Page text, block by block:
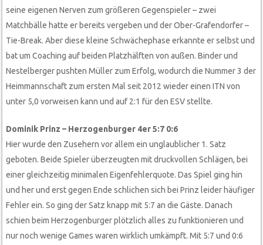
seine eigenen Nerven zum größeren Gegenspieler – zwei
Matchbälle hatte er bereits vergeben und der Ober-Grafendorfer –
Tie-Break. Aber diese kleine Schwächephase erkannte er selbst und
bat um Coaching auf beiden Platzhälften von außen. Binder und
Nestelberger pushten Müller zum Erfolg, wodurch die Nummer 3 der
Heimmannschaft zum ersten Mal seit 2012 wieder einen ITN von
unter 5,0 vorweisen kann und auf 2:1 für den ESV stellte.
Dominik Prinz – Herzogenburger 4er 5:7 0:6
Hier wurde den Zusehern vor allem ein unglaublicher 1. Satz
geboten. Beide Spieler überzeugten mit druckvollen Schlägen, bei
einer gleichzeitig minimalen Eigenfehlerquote. Das Spiel ging hin
und her und erst gegen Ende schlichen sich bei Prinz leider häufiger
Fehler ein. So ging der Satz knapp mit 5:7 an die Gäste. Danach
schien beim Herzogenburger plötzlich alles zu funktionieren und
nur noch wenige Games waren wirklich umkämpft. Mit 5:7 und 0:6